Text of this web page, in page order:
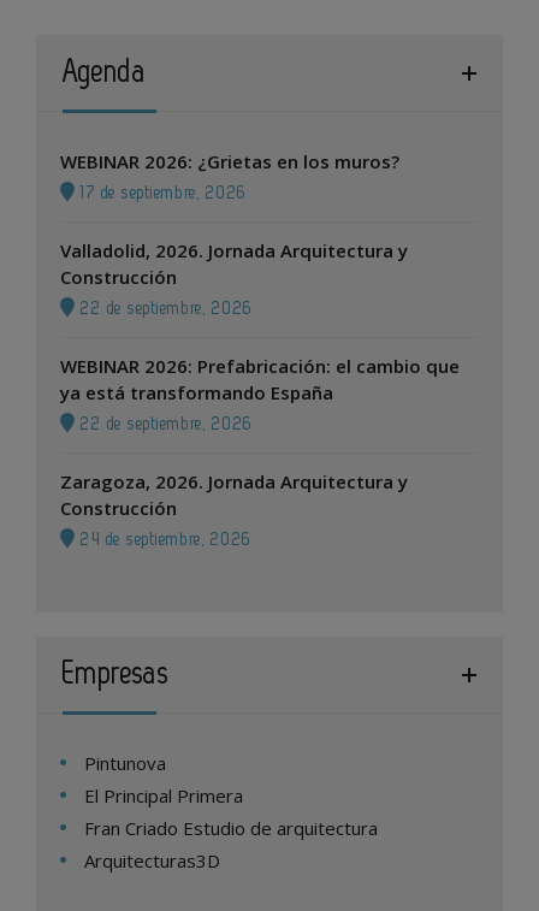
Agenda
WEBINAR 2026: ¿Grietas en los muros?
17 de septiembre, 2026
Valladolid, 2026. Jornada Arquitectura y
Construcción
22 de septiembre, 2026
WEBINAR 2026: Prefabricación: el cambio que
ya está transformando España
22 de septiembre, 2026
Zaragoza, 2026. Jornada Arquitectura y
Construcción
24 de septiembre, 2026
Empresas
Pintunova
El Principal Primera
Fran Criado Estudio de arquitectura
Arquitecturas3D